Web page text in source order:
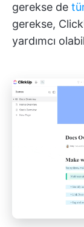
gerekse de
gerekse,
yardımcı